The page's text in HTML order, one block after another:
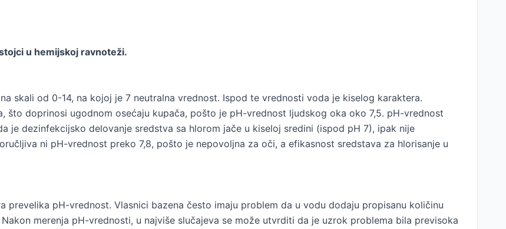
u hemijskoj ravnoteži.
skali od 0-14, na kojoj je 7 neutralna vrednost. Ispod te vrednosti voda je kiselog karaktera.
što doprinosi ugodnom osećaju kupača, pošto je pH-vrednost ljudskog oka oko 7,5. pH-vrednost
je dezinfekcijsko delovanje sredstva sa hlorom jače u kiseloj sredini (ispod pH 7), ipak nije
ni pH-vrednost preko 7,8, pošto je nepovoljna za oči, a efikasnost sredstava za hlorisanje u
prevelika pH-vrednost. Vlasnici bazena često imaju problem da u vodu dodaju propisanu količinu
merenja pH-vrednosti, u najviše slučajeva se može utvrditi da je uzrok problema bila previsoka